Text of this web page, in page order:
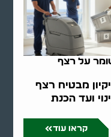
על רצף
מבטיח רצף
ועד הכנת
קראו עוד